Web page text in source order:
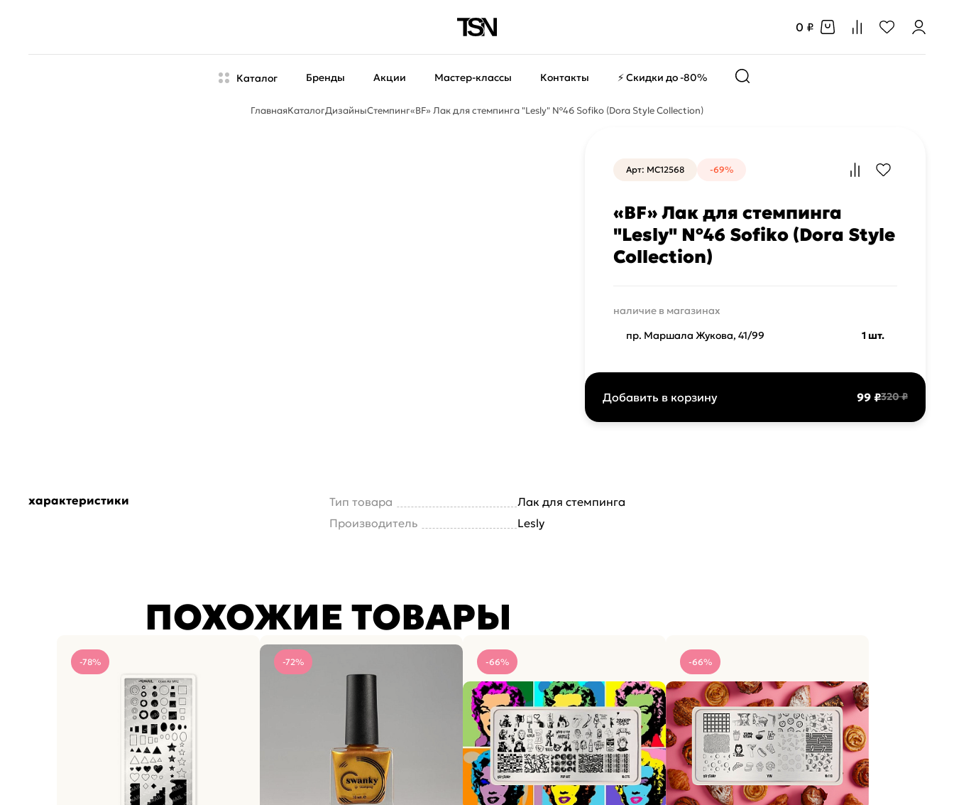
0 ₽
Каталог Бренды Акции Мастер-классы Контакты ⚡ Скидки до -80%
ГлавнаяКаталогДизайныСтемпинг«BF» Лак для стемпинга "Lesly" №46 Sofiko (Dora Style Collection)
Арт: MC12568 -69%
«BF» Лак для стемпинга
"Lesly" №46 Sofiko (Dora Style
Collection)
наличие в магазинах
пр. Маршала Жукова, 41/99
1 шт.
Добавить в корзину 99 ₽320 ₽
характеристики Тип товара
Лак для стемпинга
Производитель
Lesly
ПОХОЖИЕ ТОВАРЫ
-78% -72% -66% -66%